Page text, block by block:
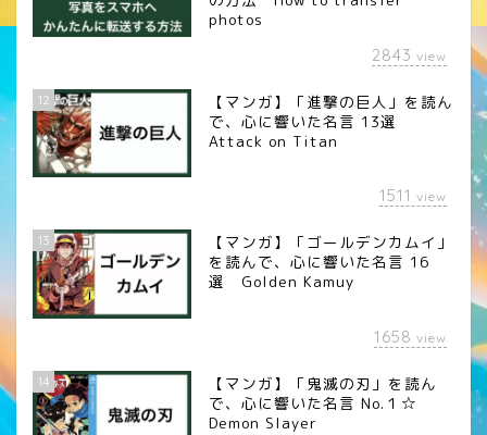
photos
2843 view
12
【マンガ】「進撃の巨人」を読ん
で、心に響いた名言 13選
Attack on Titan
1511 view
13
【マンガ】「ゴールデンカムイ」
を読んで、心に響いた名言 16
選 Golden Kamuy
1658 view
14
【マンガ】「鬼滅の刃」を読ん
で、心に響いた名言 No.１☆
Demon Slayer